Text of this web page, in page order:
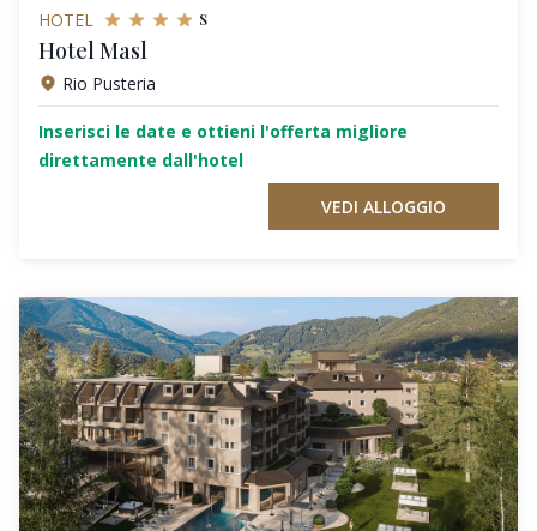
HOTEL s
Hotel Masl
Rio Pusteria
Inserisci le date e ottieni l'offerta migliore
direttamente dall'hotel
VEDI ALLOGGIO